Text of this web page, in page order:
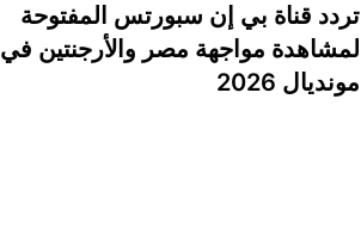
تردد قناة بي إن سبورتس المفتوحة
لمشاهدة مواجهة مصر والأرجنتين في
مونديال 2026